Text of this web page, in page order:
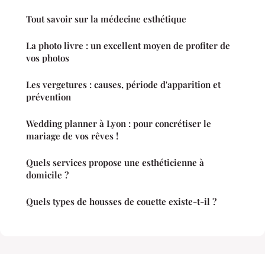
Tout savoir sur la médecine esthétique
La photo livre : un excellent moyen de profiter de
vos photos
Les vergetures : causes, période d'apparition et
prévention
Wedding planner à Lyon : pour concrétiser le
mariage de vos rêves !
Quels services propose une esthéticienne à
domicile ?
Quels types de housses de couette existe-t-il ?